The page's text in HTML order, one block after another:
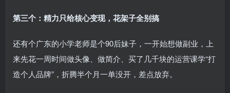
第三个：精力只给核心变现，花架子全别搞
还有个广东的小学老师是个90后妹子，一开始想做副业，上
来先花一周时间做头像、做简介、买了几千块的运营课学“打
造个人品牌”，折腾半个月一单没开，差点放弃。